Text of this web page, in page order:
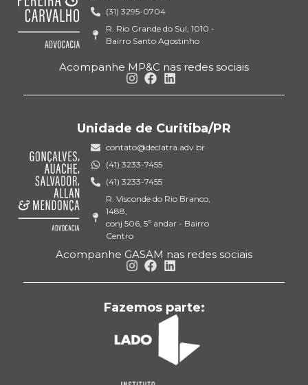
(31) 3295-0704
R. Rio Grande do Sul, 1010 -
Bairro Santo Agostinho
Acompanhe MP&C nas redes sociais
Unidade de Curitiba/PR
contato@declatra.adv.br
(41) 3233-7455
(41) 3233-7455
R. Visconde do Rio Branco,
1488,
conj 506, 5º andar - Bairro
Centro
Acompanhe GASAM nas redes sociais
Fazemos parte: